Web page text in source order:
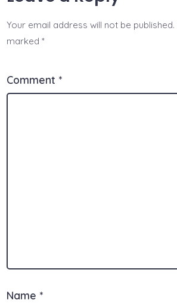
Your email address will not be published.
marked*
Comment *
Name *